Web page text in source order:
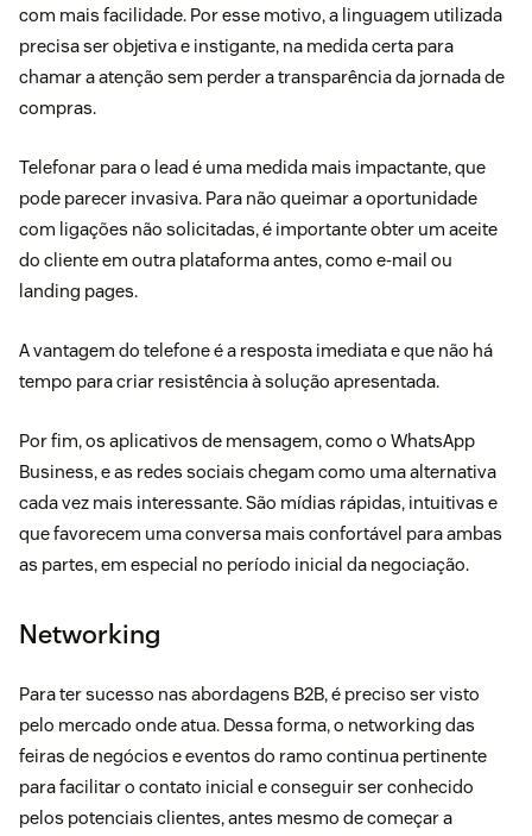
com mais facilidade. Por esse motivo, a linguagem utilizada
precisa ser objetiva e instigante, na medida certa para
chamar a atenção sem perder a transparência da jornada de
compras.
Telefonar para o lead é uma medida mais impactante, que
pode parecer invasiva. Para não queimar a oportunidade
com ligações não solicitadas, é importante obter um aceite
do cliente em outra plataforma antes, como e-mail ou
landing pages.
A vantagem do telefone é a resposta imediata e que não há
tempo para criar resistência à solução apresentada.
Por fim, os aplicativos de mensagem, como o WhatsApp
Business, e as redes sociais chegam como uma alternativa
cada vez mais interessante. São mídias rápidas, intuitivas e
que favorecem uma conversa mais confortável para ambas
as partes, em especial no período inicial da negociação.
Networking
Para ter sucesso nas abordagens B2B, é preciso ser visto
pelo mercado onde atua. Dessa forma, o networking das
feiras de negócios e eventos do ramo continua pertinente
para facilitar o contato inicial e conseguir ser conhecido
pelos potenciais clientes, antes mesmo de começar a